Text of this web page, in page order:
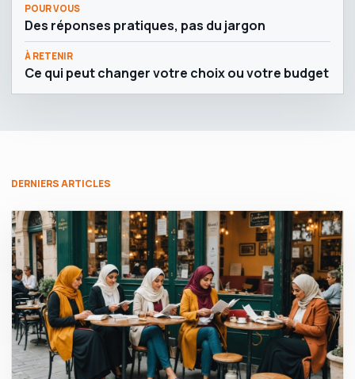
POUR VOUS
Des réponses pratiques, pas du jargon
À RETENIR
Ce qui peut changer votre choix ou votre budget
DERNIERS ARTICLES